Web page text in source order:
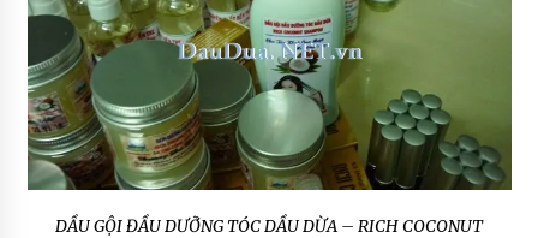
DẦU GỘI ĐẦU DƯỠNG TÓC DẦU DỪA – RICH COCONUT